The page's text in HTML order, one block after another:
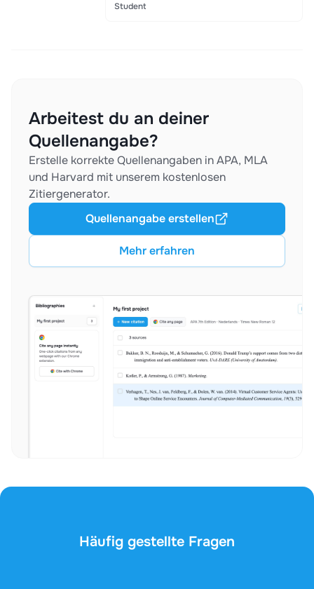
Student
Arbeitest du an deiner
Quellenangabe?
Erstelle korrekte Quellenangaben in APA, MLA
und Harvard mit unserem kostenlosen
Zitiergenerator.
Mehr erfahren
Quellenangabe erstellen
Häufig gestellte Fragen